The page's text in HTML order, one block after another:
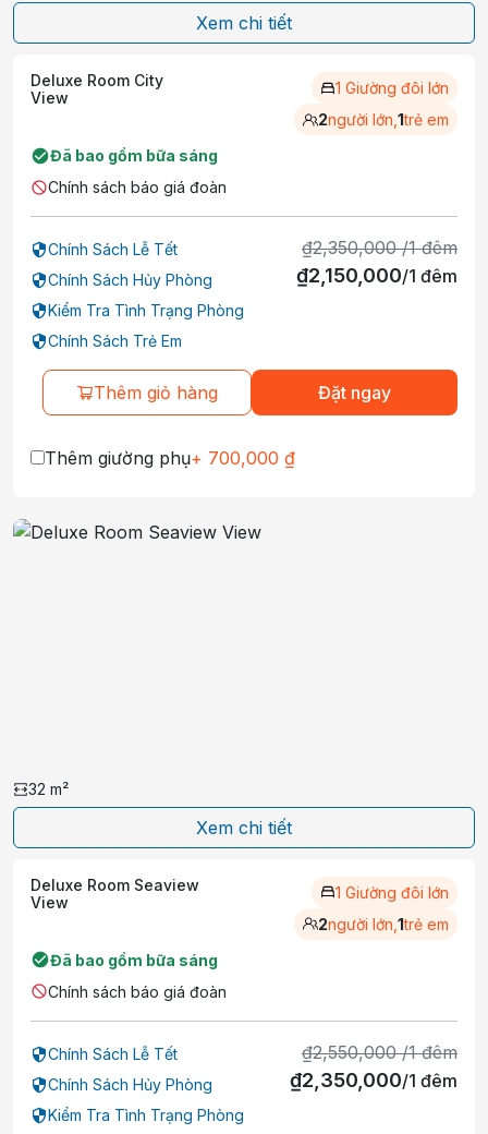
Xem chi tiết
Deluxe Room City
View
1 Giường đôi lớn
2người lớn, 1trẻ em
Đã bao gồm bữa sáng
Chính sách báo giá đoàn
Chính Sách Lễ Tết
Chính Sách Hủy Phòng
Kiểm Tra Tình Trạng Phòng
Chính Sách Trẻ Em
₫2,350,000 /1 đêm
₫2,150,000/1 đêm
Thêm giỏ hàng Đặt ngay
Thêm giường phụ+ 700,000 ₫
32 m²
Xem chi tiết
Deluxe Room Seaview
View
1 Giường đôi lớn
2người lớn, 1trẻ em
Đã bao gồm bữa sáng
Chính sách báo giá đoàn
Chính Sách Lễ Tết
Chính Sách Hủy Phòng
Kiểm Tra Tình Trạng Phòng
₫2,550,000 /1 đêm
₫2,350,000/1 đêm